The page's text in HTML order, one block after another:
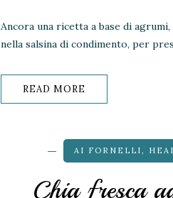
Ancora una ricetta a base di
nella salsina di condimento, per
READ MORE
AI FORNELLI,
Chia fresca